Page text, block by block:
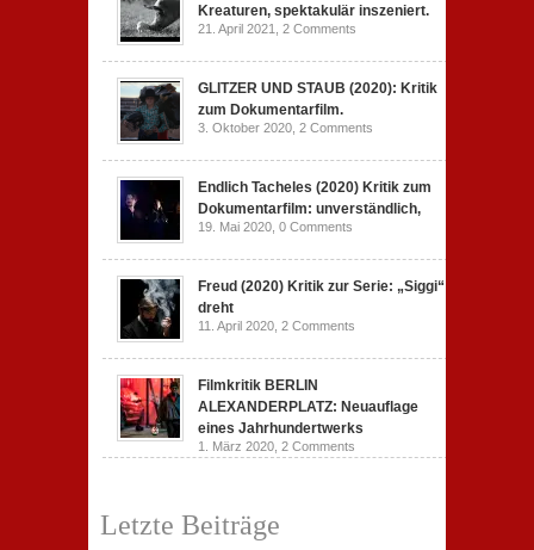
Kreaturen, spektakulär inszeniert.
21. April 2021, 2 Comments
GLITZER UND STAUB (2020): Kritik
zum Dokumentarfilm.
3. Oktober 2020, 2 Comments
Endlich Tacheles (2020) Kritik zum
Dokumentarfilm: unverständlich,
19. Mai 2020, 0 Comments
Freud (2020) Kritik zur Serie: „Siggi“
dreht
11. April 2020, 2 Comments
Filmkritik BERLIN
ALEXANDERPLATZ: Neuauflage
eines Jahrhundertwerks
1. März 2020, 2 Comments
Letzte Beiträge